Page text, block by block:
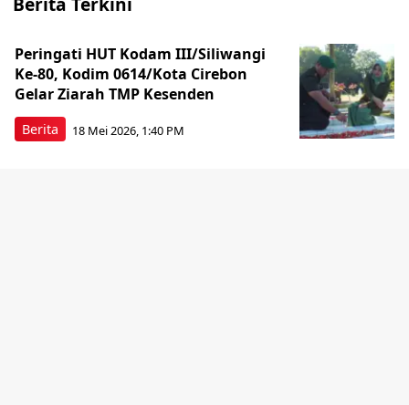
Berita
Peringati HUT Kodam III/Siliwangi
Ke-80, Kodim 0614/Kota Cirebon
Gelar Ziarah TMP Kesenden
18 Mei 2026, 1:40 PM